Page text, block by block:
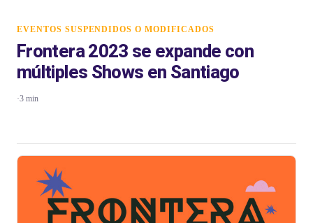
EVENTOS SUSPENDIDOS O MODIFICADOS
Frontera 2023 se expande con
múltiples Shows en Santiago
·3 min